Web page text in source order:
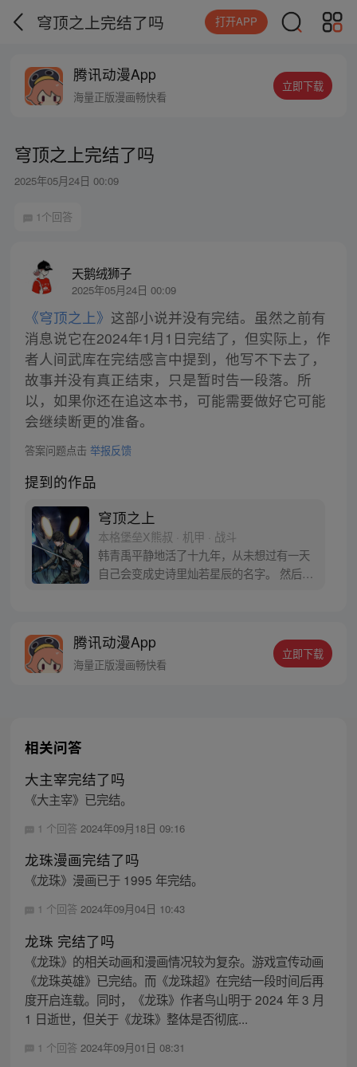
穹顶之上完结了吗 打开APP
腾讯动漫App
海量正版漫画畅快看
立即下载
穹顶之上完结了吗
2025年05月24日 00:09
1个回答
天鹅绒狮子
2025年05月24日 00:09
《穹顶之上》 这部小说并没有完结。虽然之前有
消息说它在2024年1月1日完结了，但实际上，作
者人间武库在完结感言中提到，他写不下去了，
故事并没有真正结束，只是暂时告一段落。所
以，如果你还在追这本书，可能需要做好它可能
会继续断更的准备。
答案问题点击 举报反馈
提到的作品
穹顶之上
本格堡垒X熊叔 · 机甲 · 战斗
韩青禹平静地活了十九年，从未想过有一天
自己会变成史诗里灿若星辰的名字。 然后意
刃、溪流锋锐…他的心眼很小，他是全面征
兵时代印在汽车和高楼上的“The青少校”；他
腾讯动漫App
海量正版漫画畅快看
立即下载
相关问答
大主宰完结了吗
《大主宰》已完结。
1 个回答 2024年09月18日 09:16
龙珠漫画完结了吗
《龙珠》漫画已于 1995 年完结。
1 个回答 2024年09月04日 10:43
龙珠 完结了吗
《龙珠》的相关动画和漫画情况较为复杂。游戏宣传动画
《龙珠英雄》已完结。而《龙珠超》在完结一段时间后再
度开启连载。同时，《龙珠》作者鸟山明于 2024 年 3 月
1 日逝世，但关于《龙珠》整体是否彻底...
1 个回答 2024年09月01日 08:31